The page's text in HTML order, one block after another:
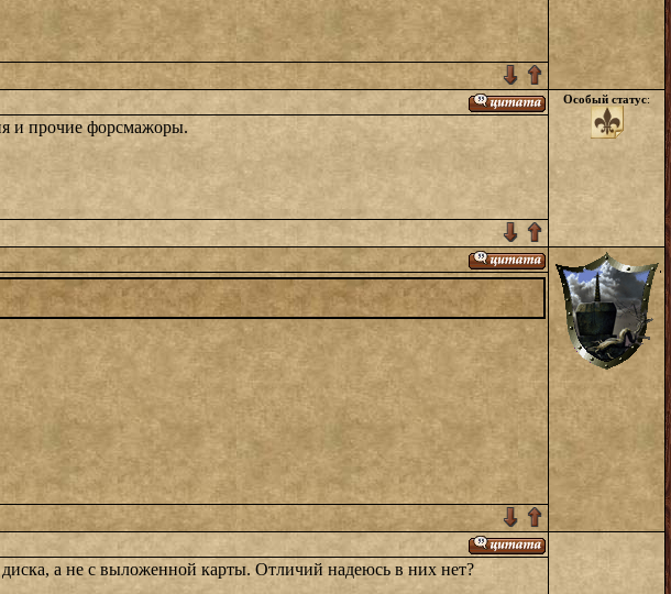
и прочие форсмажоры.
Особый статус:
а не с выложенной карты. Отличий надеюсь в них нет?